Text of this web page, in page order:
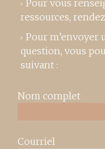
Pour vous
ressources,
Pour m’envoyer
question, vous
suivant :
Nom complet
Courriel